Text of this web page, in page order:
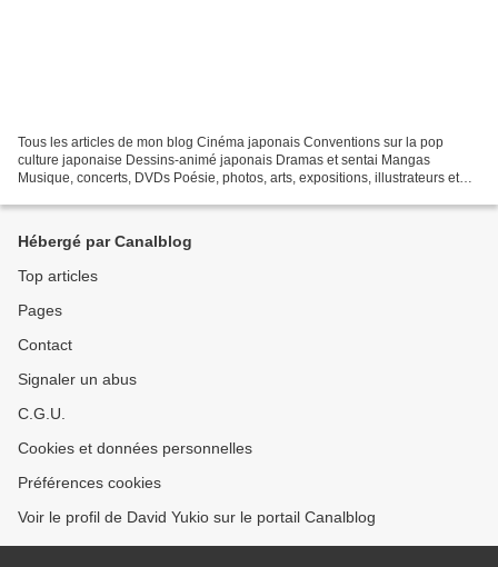
Tous les articles de mon blog Cinéma japonais Conventions sur la pop
culture japonaise Dessins-animé japonais Dramas et sentai Mangas
Musique, concerts, DVDs Poésie, photos, arts, expositions, illustrateurs et
Hébergé par Canalblog
Top articles
Pages
Contact
Signaler un abus
C.G.U.
Cookies et données personnelles
Préférences cookies
Voir le profil de David Yukio sur le portail Canalblog